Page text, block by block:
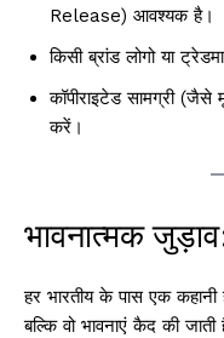
Release) आवश्यक है।
किसी ब्रांड लोगो या
कॉपीराइटेड सामग्री (जैसे
करें।
भावनात्मक
हर भारतीय के पास एक कहानी
बल्कि वो भावनाएं कैद की